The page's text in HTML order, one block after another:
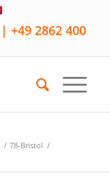
+49 2862 400
/ 78-Bristol /